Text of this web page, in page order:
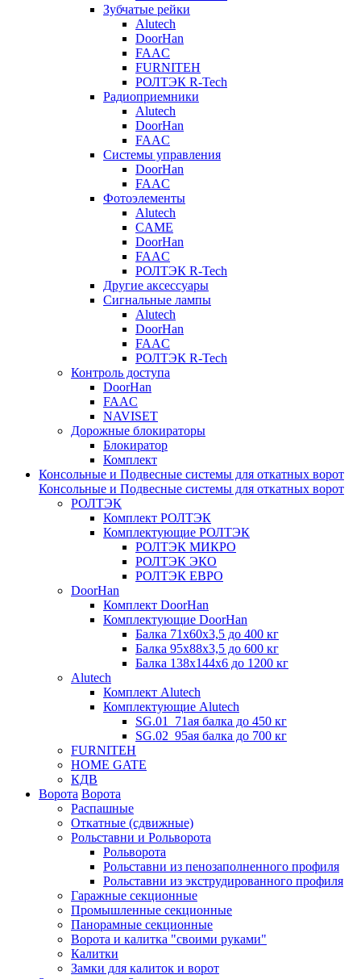
Зубчатые рейки
Alutech
DoorHan
FAAC
FURNITEH
РОЛТЭК R-Tech
Радиоприемники
Alutech
DoorHan
FAAC
Системы управления
DoorHan
FAAC
Фотоэлементы
Alutech
CAME
DoorHan
FAAC
РОЛТЭК R-Tech
Другие аксессуары
Сигнальные лампы
Alutech
DoorHan
FAAC
РОЛТЭК R-Tech
Контроль доступа
DoorHan
FAAC
NAVISET
Дорожные блокираторы
Блокиратор
Комплект
Консольные и Подвесные системы для откатных ворот
Консольные и Подвесные системы для откатных ворот
РОЛТЭК
Комплект РОЛТЭК
Комплектующие РОЛТЭК
РОЛТЭК МИКРО
РОЛТЭК ЭКО
РОЛТЭК ЕВРО
DoorHan
Комплект DoorHan
Комплектующие DoorHan
Балка 71х60х3,5 до 400 кг
Балка 95х88х3,5 до 600 кг
Балка 138х144х6 до 1200 кг
Alutech
Комплект Alutech
Комплектующие Alutech
SG.01_71ая балка до 450 кг
SG.02_95ая балка до 700 кг
FURNITEH
HOME GATE
КДВ
Ворота Ворота
Распашные
Откатные (сдвижные)
Рольставни и Рольворота
Рольворота
Рольставни из пенозаполненного профиля
Рольставни из экструдированного профиля
Гаражные секционные
Промышленные секционные
Панорамные секционные
Ворота и калитка "своими руками"
Калитки
Замки для калиток и ворот